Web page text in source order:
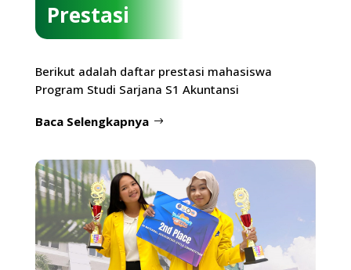
Prestasi
Berikut adalah daftar prestasi mahasiswa
Program Studi Sarjana S1 Akuntansi
Baca Selengkapnya